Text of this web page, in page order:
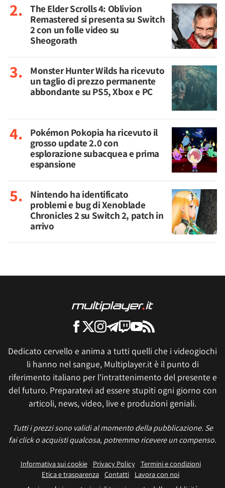
The Elder Scrolls 4: Oblivion
Remastered si presenta su Switch
2 con un folle video su
Sheogorath
Monster Hunter Wilds ha ricevuto
un taglio di prezzo permanente
abbondante su PS5, Xbox e PC
Pokémon Pokopia ha ricevuto il
grosso update 2.0 con
esplorazione subacquea e prima
espansione
Nintendo ha identificato
problemi e bug di Xenoblade
Chronicles 2 su Switch 2, patch in
arrivo
Dedicato cervello e anima a tutti quelli che i videogiochi
li hanno nel sangue, Multiplayer.it è il punto di
riferimento italiano per l'intrattenimento del presente e
del futuro. Preparatevi ad essere stupiti ogni giorno con
articoli, news, video, live e produzioni geniali.
Tutti i prezzi sono validi al momento della pubblicazione. Se
fai click o acquisti qualcosa, potremmo ricevere un compenso.
Informativa sui cookie Privacy Policy
Termini e condizioni
Etica e trasparenza Contatti
Lavora con noi